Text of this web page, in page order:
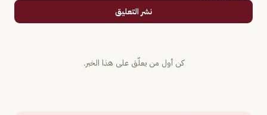
نشر التعليق
كن أول من يعلّق على هذا الخبر.